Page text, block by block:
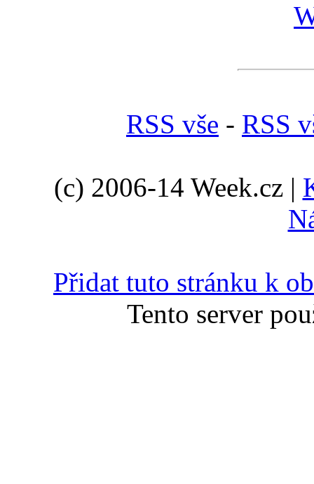
RSS vše - RSS
(c) 2006-14 Week.cz |
Přidat tuto stránku k
Tento server